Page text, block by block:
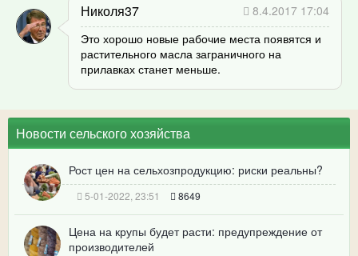
Николя37
8.4.2017 17:04
Это хорошо новые рабочие места появятся и
растительного масла заграничного на
прилавках станет меньше.
Новости сельского хозяйства
Рост цен на сельхозпродукцию: риски реальны?
5-01-2022, 23:51 8649
Цена на крупы будет расти: предупреждение от
производителей